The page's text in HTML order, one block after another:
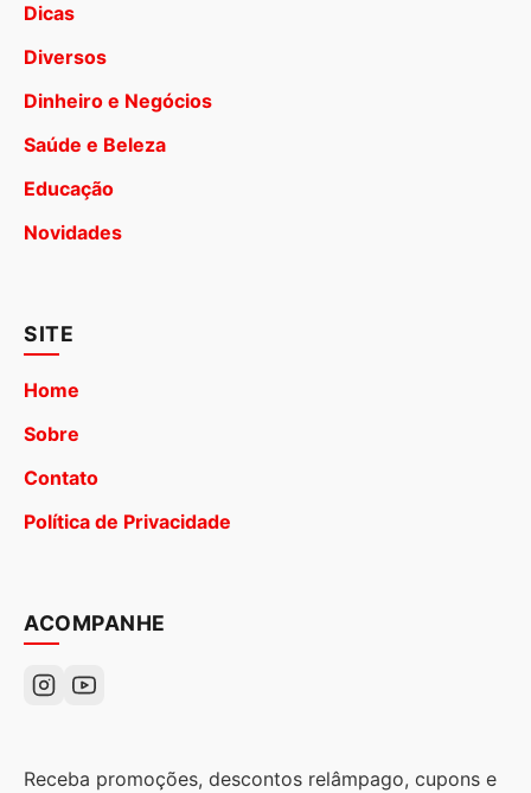
Dicas
Diversos
Dinheiro e Negócios
Saúde e Beleza
Educação
Novidades
SITE
Home
Sobre
Contato
Política de Privacidade
ACOMPANHE
Receba promoções, descontos relâmpago, cupons e